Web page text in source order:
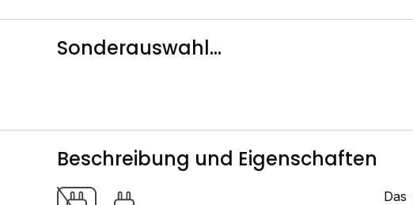
Sonderauswahl...
Beschreibung und Eigenschaften
Das